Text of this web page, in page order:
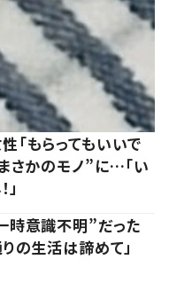
「もらってもいいで
さかのモノ”に…「い
時意識不明”だった
の生活は諦めて」